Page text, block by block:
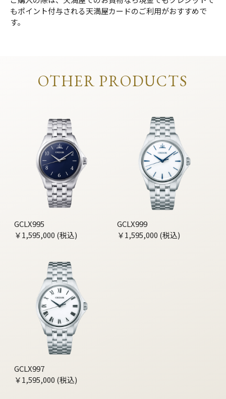
もポイント付与される天満屋カードのご利用がおすすめで
す。
OTHER PRODUCTS
GCLX995
￥1,595,000 (税込)
GCLX999
￥1,595,000 (税込)
GCLX997
￥1,595,000 (税込)